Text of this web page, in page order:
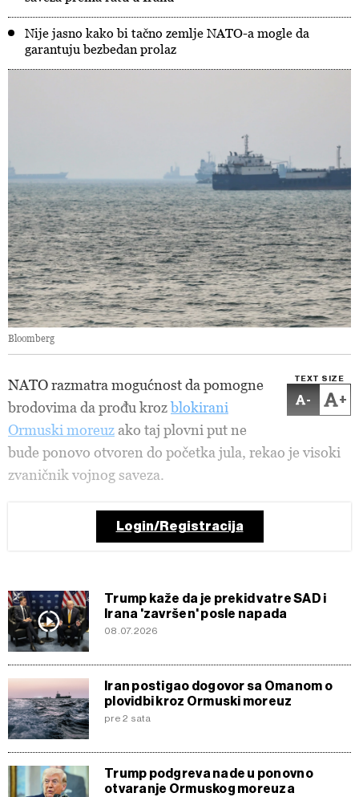
Nije jasno kako bi tačno zemlje NATO-a mogle da
garantuju bezbedan prolaz
Bloomberg
TEXT SIZE
- +
NATO razmatra mogućnost da pomogne
brodovima da prođu krozblokirani
Ormuski moreuzako taj plovni put ne
bude ponovo otvoren do početka jula, rekao je visoki
zvaničnik vojnog saveza.
Login/Registracija
Trump kaže da je prekid vatre SAD i
Irana 'završen' posle napada
08.07.2026
Iran postigao dogovor sa Omanom o
plovidbi kroz Ormuski moreuz
pre 2 sata
Trump podgreva nade u ponovno
otvaranje Ormuskog moreuza